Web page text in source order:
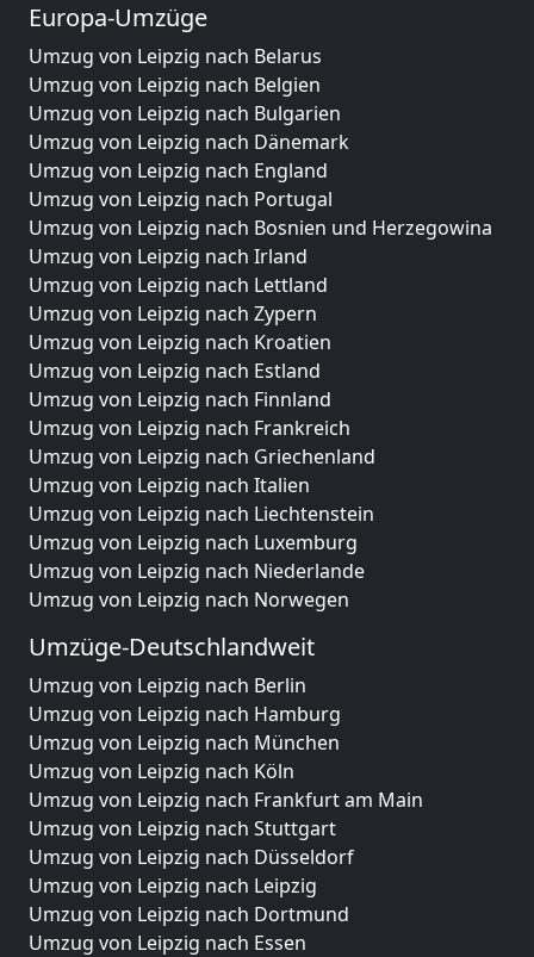
Europa-Umzüge
Umzug von Leipzig nach Belarus
Umzug von Leipzig nach Belgien
Umzug von Leipzig nach Bulgarien
Umzug von Leipzig nach Dänemark
Umzug von Leipzig nach England
Umzug von Leipzig nach Portugal
Umzug von Leipzig nach Bosnien und Herzegowina
Umzug von Leipzig nach Irland
Umzug von Leipzig nach Lettland
Umzug von Leipzig nach Zypern
Umzug von Leipzig nach Kroatien
Umzug von Leipzig nach Estland
Umzug von Leipzig nach Finnland
Umzug von Leipzig nach Frankreich
Umzug von Leipzig nach Griechenland
Umzug von Leipzig nach Italien
Umzug von Leipzig nach Liechtenstein
Umzug von Leipzig nach Luxemburg
Umzug von Leipzig nach Niederlande
Umzug von Leipzig nach Norwegen
Umzüge-Deutschlandweit
Umzug von Leipzig nach Berlin
Umzug von Leipzig nach Hamburg
Umzug von Leipzig nach München
Umzug von Leipzig nach Köln
Umzug von Leipzig nach Frankfurt am Main
Umzug von Leipzig nach Stuttgart
Umzug von Leipzig nach Düsseldorf
Umzug von Leipzig nach Leipzig
Umzug von Leipzig nach Dortmund
Umzug von Leipzig nach Essen